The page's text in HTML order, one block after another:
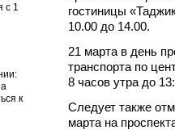
гостиницы
10.00 до 14.00.
21 марта в день
транспорта по
8 часов утра до
Следует также
марта на
с 1
к